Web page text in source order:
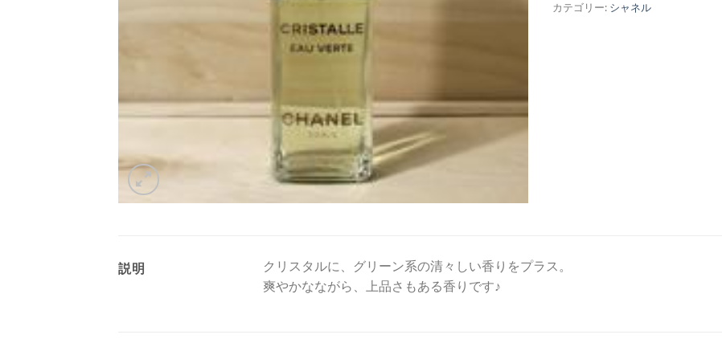
カテゴリー: シャネル
説明
クリスタルに、グリーン系の清々しい香りをプラス。
爽やかなながら、上品さもある香りです♪